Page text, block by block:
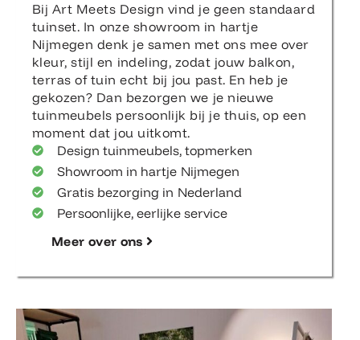
Bij Art Meets Design vind je geen standaard
tuinset. In onze showroom in hartje
Nijmegen denk je samen met ons mee over
kleur, stijl en indeling, zodat jouw balkon,
terras of tuin echt bij jou past. En heb je
gekozen? Dan bezorgen we je nieuwe
tuinmeubels persoonlijk bij je thuis, op een
moment dat jou uitkomt.
Design tuinmeubels, topmerken
Showroom in hartje Nijmegen
Gratis bezorging in Nederland
Persoonlijke, eerlijke service
Meer over ons